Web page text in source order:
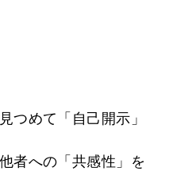
つめて「自己開示」
者への「共感性」を